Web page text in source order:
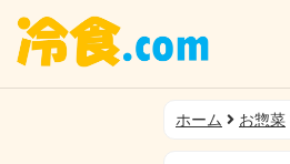
ホーム お惣菜